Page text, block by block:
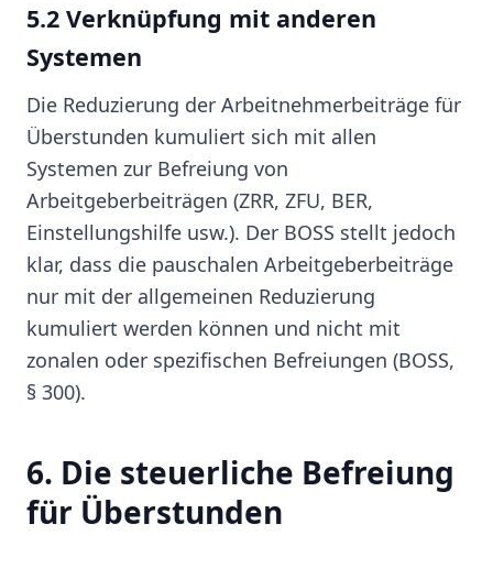
5.2 Verknüpfung mit anderen
Systemen
Die Reduzierung der Arbeitnehmerbeiträge für
Überstunden kumuliert sich mit allen
Systemen zur Befreiung von
Arbeitgeberbeiträgen (ZRR, ZFU, BER,
Einstellungshilfe usw.). Der BOSS stellt jedoch
klar, dass die pauschalen Arbeitgeberbeiträge
nur mit der allgemeinen Reduzierung
kumuliert werden können und nicht mit
zonalen oder spezifischen Befreiungen (BOSS,
§ 300).
6. Die steuerliche Befreiung
für Überstunden